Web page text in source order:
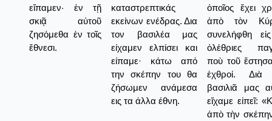
εἴπαμεν· ἐν τῇ
σκιᾷ αὐτοῦ
ζησόμεθα ἐν τοῖς
ἔθνεσι.
καταστρεπτικάς
εκείνων ενέδρας. Δια
τον βασιλέα μας
είχαμεν ελπίσει και
είπαμε· κάτω από
την σκέπην του θα
ζήσωμεν ανάμεσα
εις τα άλλα έθνη.
ὁποῖος ἔχει
ἀπὸ τὸν
συνελήφθη
ὀλέθριες
ποὺ τοῦ
ἐχθροί. Διὰ
βασιλιᾶ μας
εἴχαμε εἰπεῖ:
ἀπὸ τὴν